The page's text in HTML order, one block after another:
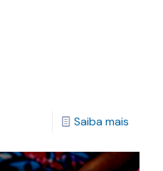
Saiba mais